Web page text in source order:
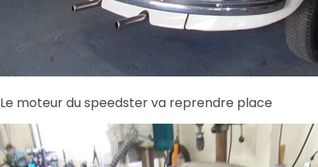
Le moteur du speedster va reprendre place